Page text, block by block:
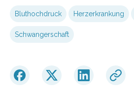
Bluthochdruck Herzerkrankung
Schwangerschaft